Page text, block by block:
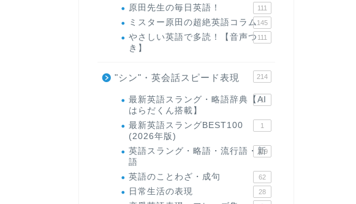
原田先生の毎日英語！ 111
ミスター原田の超絶英語コラム145
やさしい英語で多読！【音声つ
き】
111
"シン"・英会話スピード表現 214
最新英語スラング・略語辞典【AI
はらだくん搭載】
1
最新英語スラングBEST100
(2026年版)
1
英語スラング・略語・流行語・新
語
119
英語のことわざ・成句 62
日常生活の表現 28